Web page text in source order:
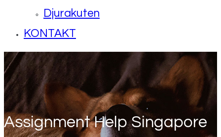
Djurakuten
KONTAKT
Assignment Help Singapore